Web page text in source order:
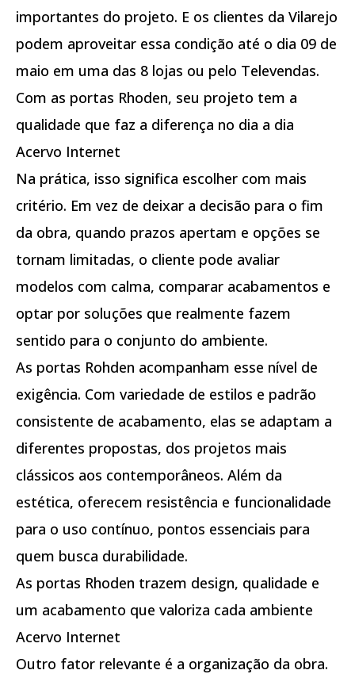
importantes do projeto. E os clientes da Vilarejo
podem aproveitar essa condição até o dia 09 de
maio em uma das 8 lojas ou pelo Televendas.
Com as portas Rhoden, seu projeto tem a
qualidade que faz a diferença no dia a dia
Acervo Internet
Na prática, isso significa escolher com mais
critério. Em vez de deixar a decisão para o fim
da obra, quando prazos apertam e opções se
tornam limitadas, o cliente pode avaliar
modelos com calma, comparar acabamentos e
optar por soluções que realmente fazem
sentido para o conjunto do ambiente.
As portas Rohden acompanham esse nível de
exigência. Com variedade de estilos e padrão
consistente de acabamento, elas se adaptam a
diferentes propostas, dos projetos mais
clássicos aos contemporâneos. Além da
estética, oferecem resistência e funcionalidade
para o uso contínuo, pontos essenciais para
quem busca durabilidade.
As portas Rhoden trazem design, qualidade e
um acabamento que valoriza cada ambiente
Acervo Internet
Outro fator relevante é a organização da obra.